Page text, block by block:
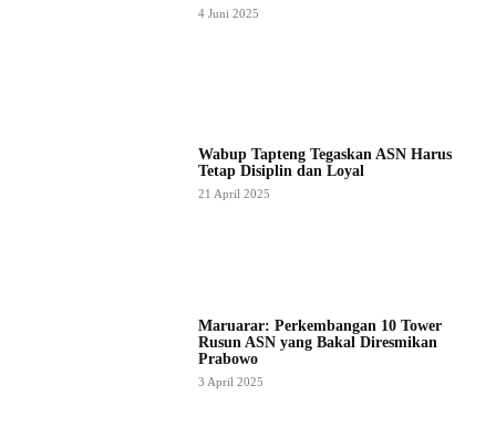
4 Juni 2025
Wabup Tapteng Tegaskan ASN Harus
Tetap Disiplin dan Loyal
21 April 2025
Maruarar: Perkembangan 10 Tower
Rusun ASN yang Bakal Diresmikan
Prabowo
3 April 2025